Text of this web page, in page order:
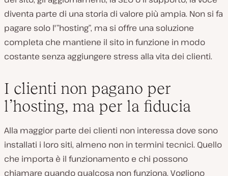
diventa parte di una storia di valore più ampia. Non si fa
pagare solo l'”hosting”, ma si offre una soluzione
completa che mantiene il sito in funzione in modo
costante senza aggiungere stress alla vita dei clienti.
I clienti non pagano per
l’hosting, ma per la fiducia
Alla maggior parte dei clienti non interessa dove sono
installati i loro siti, almeno non in termini tecnici. Quello
che importa è il funzionamento e chi possono
chiamare quando qualcosa non funziona. Vogliono